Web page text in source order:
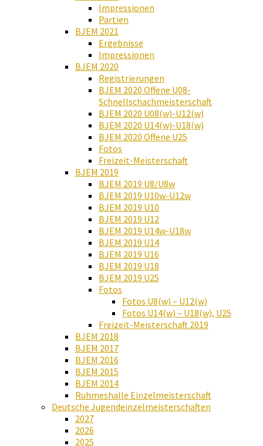
Impressionen
Partien
BJEM 2021
Ergebnisse
Impressionen
BJEM 2020
Registrierungen
BJEM 2020 Offene U08-
Schnellschachmeisterschaft
BJEM 2020 U08(w)-U12(w)
BJEM 2020 U14(w)-U18(w)
BJEM 2020 Offene U25
Fotos
Freizeit-Meisterschaft
BJEM 2019
BJEM 2019 U8/U8w
BJEM 2019 U10w-U12w
BJEM 2019 U10
BJEM 2019 U12
BJEM 2019 U14w-U18w
BJEM 2019 U14
BJEM 2019 U16
BJEM 2019 U18
BJEM 2019 U25
Fotos
Fotos U8(w) – U12(w)
Fotos U14(w) – U18(w), U25
Freizeit-Meisterschaft 2019
BJEM 2018
BJEM 2017
BJEM 2016
BJEM 2015
BJEM 2014
Ruhmeshalle Einzelmeisterschaft
Deutsche Jugendeinzelmeisterschaften
2027
2026
2025